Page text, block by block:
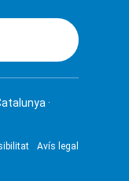
·
Avís legal